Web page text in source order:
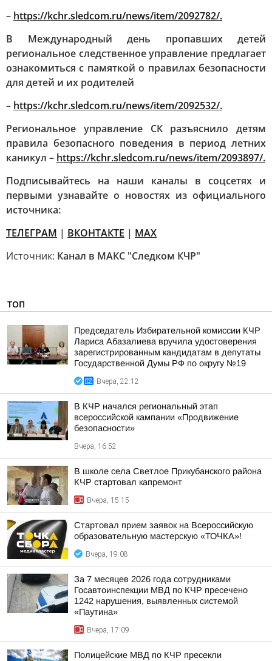
– https://kchr.sledcom.ru/news/item/2092782/.
В Международный день пропавших детей
региональное следственное управление предлагает
ознакомиться с памяткой о правилах безопасности
для детей и их родителей
– https://kchr.sledcom.ru/news/item/2092532/.
Региональное управление СК разъяснило детям
правила безопасного поведения в период летних
каникул – https://kchr.sledcom.ru/news/item/2093897/.
Подписывайтесь на наши каналы в соцсетях и
первыми узнавайте о новостях из официального
источника:
ТЕЛЕГРАМ | ВКОНТАКТЕ | МАХ
Источник: Канал в МАКС "Следком КЧР"
ТОП
Председатель Избирательной комиссии КЧР
Лариса Абазалиева вручила удостоверения
зарегистрированным кандидатам в депутаты
Государственной Думы РФ по округу №19
Вчера, 22:12
В КЧР начался региональный этап
всероссийской кампании «Продвижение
безопасности»
Вчера, 16:52
В школе села Светлое Прикубанского района
КЧР стартовал капремонт
Вчера, 15:15
Стартовал прием заявок на Всероссийскую
образовательную мастерскую «ТОЧКА»!
Вчера, 19:08
За 7 месяцев 2026 года сотрудниками
Госавтоинспекции МВД по КЧР пресечено
1242 нарушения, выявленных системой
«Паутина»
Вчера, 17:09
Полицейские МВД по КЧР пресекли